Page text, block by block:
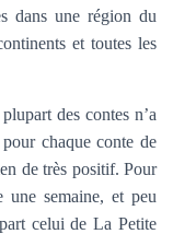
dans une région du
et toutes les
des contes n’a
chaque conte de
de très positif. Pour
semaine, et peu
celui de La Petite